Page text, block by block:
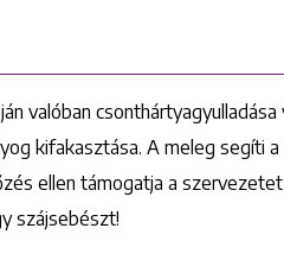
valóban
kifakasztása. A meleg segíti
ellen támogatja a
szájsebészt!